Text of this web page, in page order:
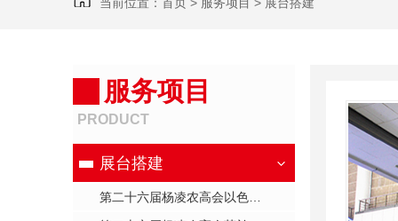
服务项目
PRODUCT
展台搭建